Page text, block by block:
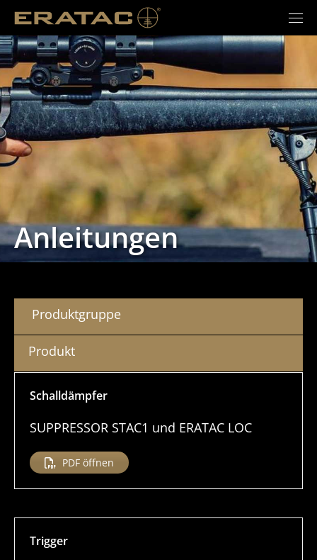
Anlei­tungen
Produkt­gruppe
Produkt
Schall­dämpfer
SUPPRESSOR STAC1 und ERATAC LOC
PDF öffnen
Trigger